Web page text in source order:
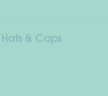
Hats & Caps